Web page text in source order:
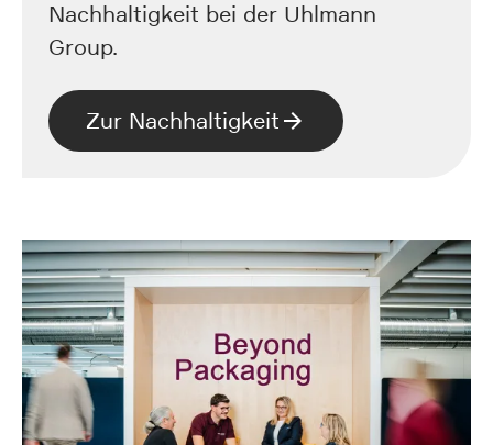
Nachhaltigkeit bei der Uhlmann
Group.
Zur Nachhaltigkeit